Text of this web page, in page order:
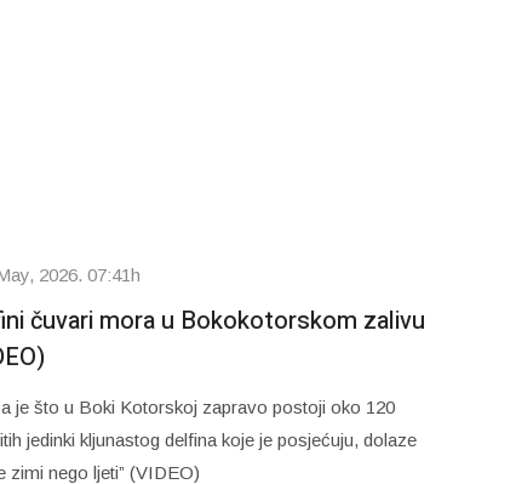
2026. 07:41h
čuvari mora u Bokokotorskom zalivu
je što u Boki Kotorskoj zapravo postoji oko 120
jedinki kljunastog delfina koje je posjećuju, dolaze
zimi nego ljeti” (VIDEO)